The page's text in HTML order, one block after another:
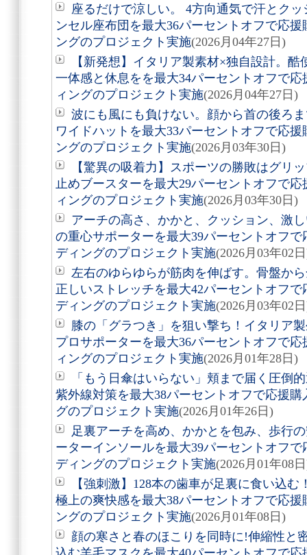
座るだけで涼しい。 4方向通気で汗とク
ンセル座布団を最大36パーセントオフで応
ングのプロジェクト実施(2026月04年27日)
【新発想】イタリア製素材×独自設計。
一体感と休息をを最大34パーセントオフで
ィングのプロジェクト実施(2026月04年27日)
波にも風にも負けない。顔から首の後ろ
ワイドハットを最大33パーセントオフで応
ングのプロジェクト実施(2026月03年30日)
【驚異の吸着力】スポーツの勝敗はグリ
止めブースターを最大29パーセントオフで
ィングのプロジェクト実施(2026月03年30日)
アーチの高さ、かかと、クッション、激
の重心サポーターを最大39パーセントオフ
ディングのプロジェクト実施(2026月03年02
左右のゆらゆらが筋肉を伸ばす。骨盤か
正しいストレッチを最大42パーセントオフ
ディングのプロジェクト実施(2026月03年02
膝の「グラつき」を狙い撃ち！イタリア
プロサポーターを最大36パーセントオフで
ィングのプロジェクト実施(2026月01年28日)
「もう日傘はいらない」頬まで届く圧倒
紫外線対策を最大38パーセントオフで応援
グのプロジェクト実施(2026月01年26日)
足裏アーチを高め、かかとを包み、歩行
ーターインソールを最大39パーセントオフ
ディングのプロジェクト実施(2026月01年08
【強刺激】128本の歯車が足裏に食い込
極上の爽快感を最大38パーセントオフで応
ングのプロジェクト実施(2026月01年08日)
顔の寒さと春のほこりを同時に!伸縮性と